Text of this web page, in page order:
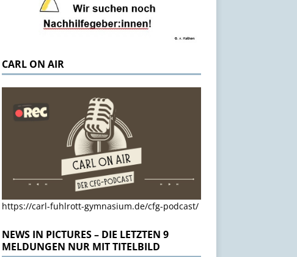
CARL ON AIR
https://carl-fuhlrott-gymnasium.de/cfg-podcast/
NEWS IN PICTURES – DIE LETZTEN 9
MELDUNGEN NUR MIT TITELBILD